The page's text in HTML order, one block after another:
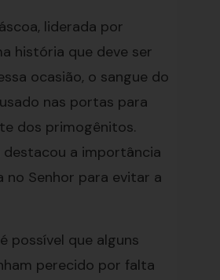
liderada por
história que deve ser
ocasião, o sangue do
nas portas para
dos primogênitos.
destacou a importância
no Senhor para evitar a
possível que alguns
perecido por falta